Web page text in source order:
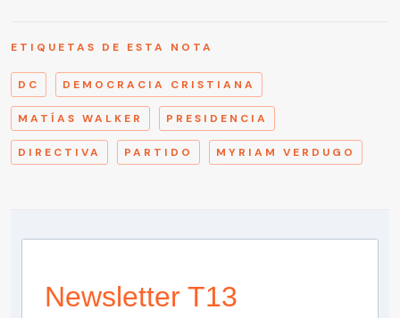
ETIQUETAS DE ESTA NOTA
DC DEMOCRACIA CRISTIANA
MATÍAS WALKER PRESIDENCIA
DIRECTIVA PARTIDO MYRIAM VERDUGO
Newsletter T13